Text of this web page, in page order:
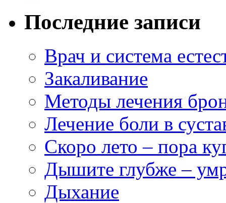
Последние записи
Врач и система
Закаливание
Методы лечения
Лечение боли в
Скоро лето – пора
Дышите глубже –
Дыхание